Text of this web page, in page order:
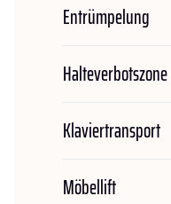
Entrümpelung
Halteverbotszone
Klaviertransport
Möbellift